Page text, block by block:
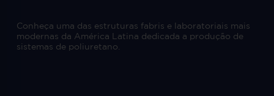
Conheça uma das estruturas fabris e laboratoriais mais
modernas da América Latina dedicada a produção de
sistemas de poliuretano.